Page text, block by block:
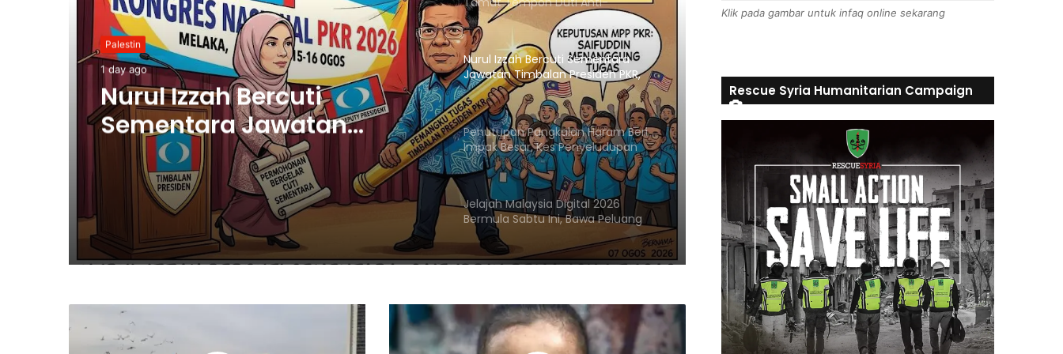
Palestin
1 day ago
Nurul Izzah Bercuti
Sementara Jawatan
Timbalan Presiden PKR,
Saifuddin Pemangku
Tugas
Lambakan Import Gegelung Keluli
China, Vietnam
Nurul Izzah Bercuti Sementara
Jawatan Timbalan Presiden PKR,
Saifuddin Pemangku Tugas
Penutupan Pangkalan Haram Beri
Impak Besar, Kes Penyeludupan
Petrol dan Diesel Menjunam
Jelajah Malaysia Digital 2026
Bermula Sabtu Ini, Bawa Peluang
Ekonomi ke Komuniti Setempat
Malaysia-Hungary Perkukuh
Klik pada gambar untuk infaq online sekarang
Rescue Syria Humanitarian Campaign